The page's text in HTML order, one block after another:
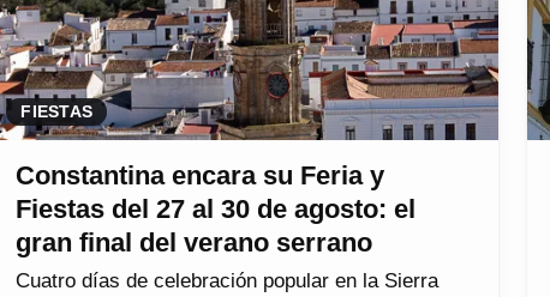
FIESTAS
Constantina encara su Feria y
Fiestas del 27 al 30 de agosto: el
gran final del verano serrano
Cuatro días de celebración popular en la Sierra